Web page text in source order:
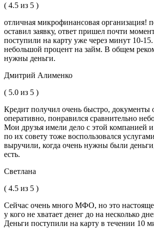
( 4.5 из 5 )
отличная микрофинансовая организация!
оставил заявку, ответ пришел почти
поступили на карту уже через минут 10-
небольшой процент на займ. В общем
нужны деньги.
Дмитрий Алименко
( 5.0 из 5 )
Кредит получил очень быстро, документы
оперативно, понравился сравнительно
Мои друзья имели дело с этой компанией
по их совету тоже воспользовался
выручили, когда очень нужны были
есть.
Светлана
( 4.5 из 5 )
Сейчас очень много МФО, но это
у кого не хватает денег до на несколько
Деньги поступили на карту в течении 10